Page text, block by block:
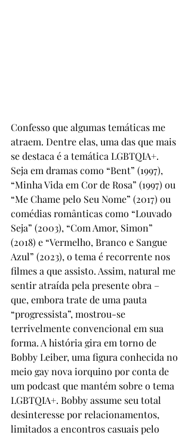
Confesso que algumas temáticas me
atraem. Dentre elas, uma das que mais
se destaca é a temática LGBTQIA+.
Seja em dramas como “Bent” (1997),
“Minha Vida em Cor de Rosa” (1997) ou
“Me Chame pelo Seu Nome” (2017) ou
comédias românticas como “Louvado
Seja” (2003), “Com Amor, Simon”
(2018) e “Vermelho, Branco e Sangue
Azul” (2023), o tema é recorrente nos
filmes a que assisto. Assim, natural me
sentir atraída pela presente obra –
que, embora trate de uma pauta
“progressista”, mostrou-se
terrivelmente convencional em sua
forma. A história gira em torno de
Bobby Leiber, uma figura conhecida no
meio gay nova iorquino por conta de
um podcast que mantém sobre o tema
LGBTQIA+. Bobby assume seu total
desinteresse por relacionamentos,
limitados a encontros casuais pelo